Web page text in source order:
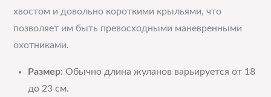
хвостом и довольно короткими крыльями, что
позволяет им быть превосходными маневренными
охотниками.
Размер: Обычно длина жуланов варьируется от 18
до 23 см.